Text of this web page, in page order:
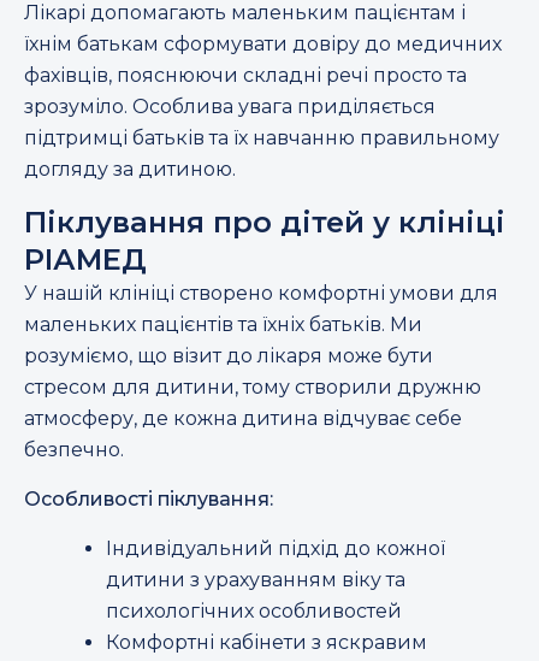
Лікарі допомагають маленьким пацієнтам і
їхнім батькам сформувати довіру до медичних
фахівців, пояснюючи складні речі просто та
зрозуміло. Особлива увага приділяється
підтримці батьків та їх навчанню правильному
догляду за дитиною.
Піклування про дітей у клініці
РІАМЕД
У нашій клініці створено комфортні умови для
маленьких пацієнтів та їхніх батьків. Ми
розуміємо, що візит до лікаря може бути
стресом для дитини, тому створили дружню
атмосферу, де кожна дитина відчуває себе
безпечно.
Особливості піклування:
Індивідуальний підхід до кожної
дитини з урахуванням віку та
психологічних особливостей
Комфортні кабінети з яскравим